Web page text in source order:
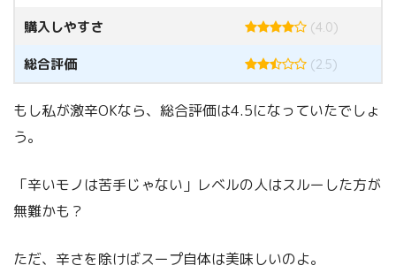
購入しやすさ (4.0)
総合評価 (2.5)
もし私が激辛OKなら、総合評価は4.5になっていたでしょ
う。
「辛いモノは苦手じゃない」レベルの人はスルーした方が
無難かも？
ただ、辛さを除けばスープ自体は美味しいのよ。